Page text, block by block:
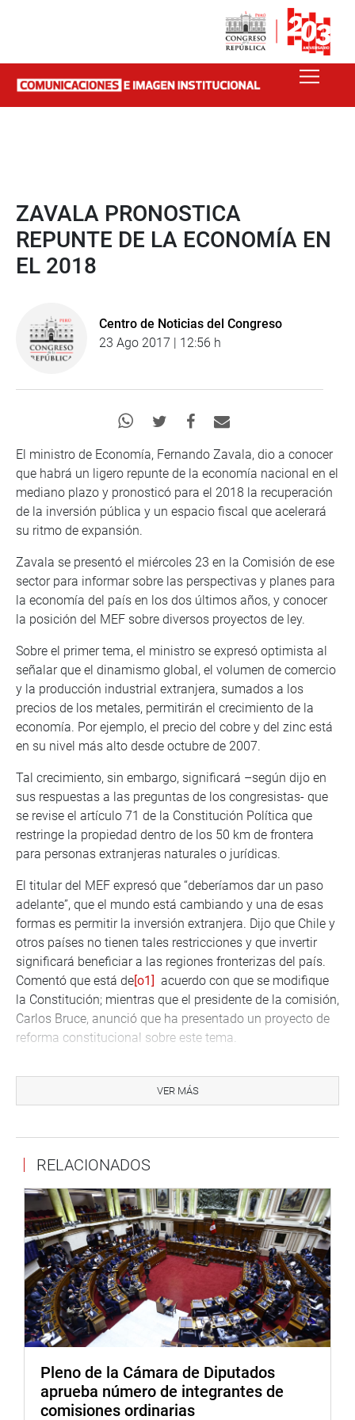
ZAVALA PRONOSTICA
REPUNTE DE LA ECONOMÍA EN
EL 2018
Centro de Noticias del Congreso
23 Ago 2017 | 12:56 h
El ministro de Economía, Fernando Zavala, dio a conocer
que habrá un ligero repunte de la economía nacional en el
mediano plazo y pronosticó para el 2018 la recuperación
de la inversión pública y un espacio fiscal que acelerará
su ritmo de expansión.
Zavala se presentó el miércoles 23 en la Comisión de ese
sector para informar sobre las perspectivas y planes para
la economía del país en los dos últimos años, y conocer
la posición del MEF sobre diversos proyectos de ley.
Sobre el primer tema, el ministro se expresó optimista al
señalar que el dinamismo global, el volumen de comercio
y la producción industrial extranjera, sumados a los
precios de los metales, permitirán el crecimiento de la
economía. Por ejemplo, el precio del cobre y del zinc está
en su nivel más alto desde octubre de 2007.
Tal crecimiento, sin embargo, significará –según dijo en
sus respuestas a las preguntas de los congresistas- que
se revise el artículo 71 de la Constitución Política que
restringe la propiedad dentro de los 50 km de frontera
para personas extranjeras naturales o jurídicas.
El titular del MEF expresó que “deberíamos dar un paso
adelante”, que el mundo está cambiando y una de esas
formas es permitir la inversión extranjera. Dijo que Chile y
otros países no tienen tales restricciones y que invertir
significará beneficiar a las regiones fronterizas del país.
Comentó que está de[o1] acuerdo con que se modifique
la Constitución; mientras que el presidente de la comisión,
Carlos Bruce, anunció que ha presentado un proyecto de
reforma constitucional sobre este tema.
informó que hay señales de recuperación de la inversión
privada que se verá reflejada en el consumo interno del
interna.
Dentro de las medidas que adoptará su portafolio está
elaborar un plan de continuidad de inversiones y estímulo
fiscal y económico que incluirá flexibilidad presupuestal
(programación presupuestal para operación y
mantenimiento), un sistema de compras ágil y predecible
(desincentivar el arbitraje), el potenciamiento de recursos
humanos y la ejecución de proyectos: 18 de ellos han
sido priorizados y 12 viabilizados, que representan
aproximadamente 25 mil millones de dólares.
Más adelante, el ministro dijo que su sector ha fijado
cuatro ejes que son claves para ganar competitividad: al
VER MÁS
RELACIONADOS
Pleno de la Cámara de Diputados
aprueba número de integrantes de
comisiones ordinarias